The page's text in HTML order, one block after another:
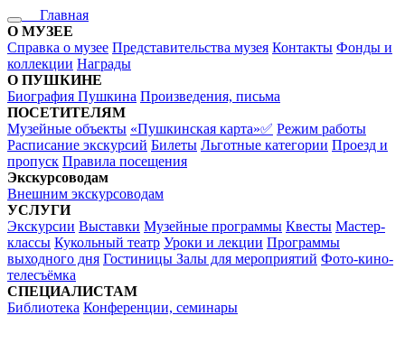
Главная
О МУЗЕЕ
Справка о музее Представительства музея Контакты Фонды и
коллекции Награды
О ПУШКИНЕ
Биография Пушкина Произведения, письма
ПОСЕТИТЕЛЯМ
Музейные объекты «Пушкинская карта»✅ Режим работы
Расписание экскурсий Билеты Льготные категории Проезд и
пропуск Правила посещения
Экскурсоводам
Внешним экскурсоводам
УСЛУГИ
Экскурсии Выставки Музейные программы Квесты Мастер-
классы Кукольный театр Уроки и лекции Программы
выходного дня Гостиницы Залы для мероприятий Фото-кино-
телесъёмка
СПЕЦИАЛИСТАМ
Библиотека Конференции, семинары